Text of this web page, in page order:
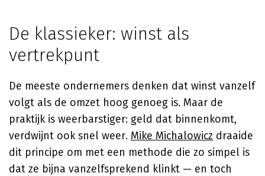
De klassieker: winst als
vertrekpunt
De meeste ondernemers denken dat winst vanzelf
volgt als de omzet hoog genoeg is. Maar de
praktijk is weerbarstiger: geld dat binnenkomt,
verdwijnt ook snel weer. Mike Michalowicz draaide
dit principe om met een methode die zo simpel is
dat ze bijna vanzelfsprekend klinkt — en toch